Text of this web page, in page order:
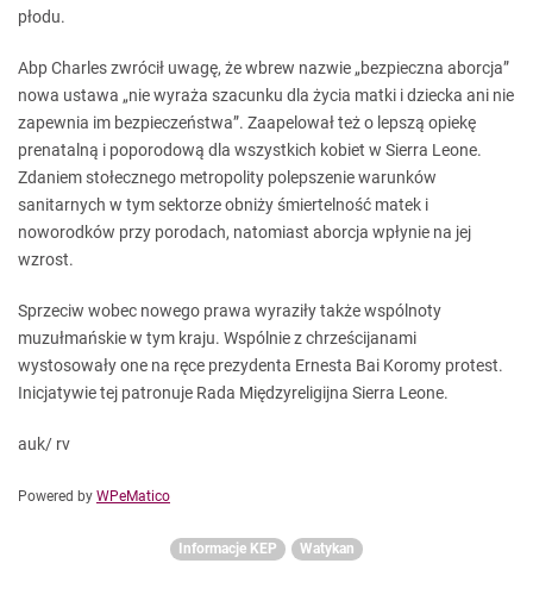
płodu.
Abp Charles zwrócił uwagę, że wbrew nazwie „bezpieczna aborcja”
nowa ustawa „nie wyraża szacunku dla życia matki i dziecka ani nie
zapewnia im bezpieczeństwa”. Zaapelował też o lepszą opiekę
prenatalną i poporodową dla wszystkich kobiet w Sierra Leone.
Zdaniem stołecznego metropolity polepszenie warunków
sanitarnych w tym sektorze obniży śmiertelność matek i
noworodków przy porodach, natomiast aborcja wpłynie na jej
wzrost.
Sprzeciw wobec nowego prawa wyraziły także wspólnoty
muzułmańskie w tym kraju. Wspólnie z chrześcijanami
wystosowały one na ręce prezydenta Ernesta Bai Koromy protest.
Inicjatywie tej patronuje Rada Międzyreligijna Sierra Leone.
auk/ rv
Powered by WPeMatico
Informacje KEP Watykan